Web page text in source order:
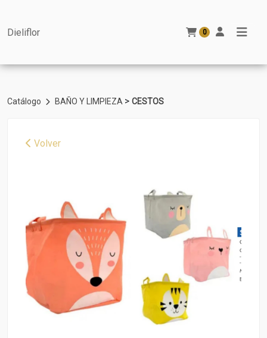
Dieliflor 0
Catálogo BAÑO Y LIMPIEZA > CESTOS
Volver